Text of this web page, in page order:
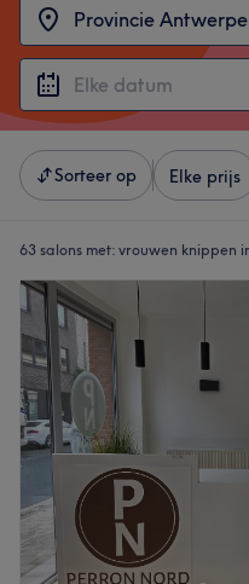
Sorteer op Elke prijs
63 salons met: vrouwen knippen